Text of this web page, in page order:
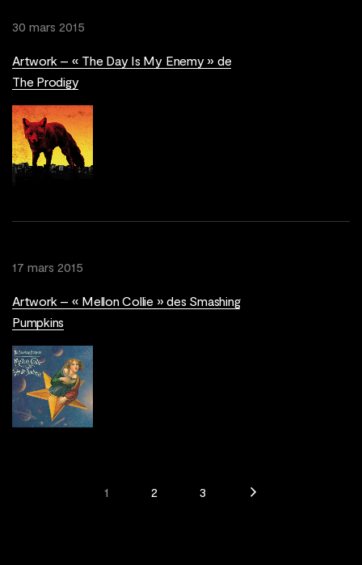
30 mars 2015
Artwork – « The Day Is My Enemy » de
The Prodigy
17 mars 2015
Artwork – « Mellon Collie » des Smashing
Pumpkins
1 2 3